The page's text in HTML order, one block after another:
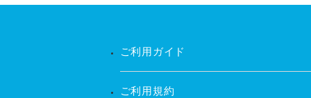
ご利用ガイド
ご利用規約